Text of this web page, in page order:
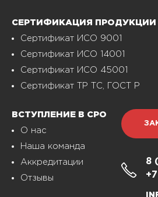
СЕРТИФИКАЦИЯ ПРОДУКЦИИ
Сертификат ИСО 9001
Сертификат ИСО 14001
Сертификат ИСО 45001
Сертификат ТР ТС, ГОСТ Р
ВСТУПЛЕНИЕ В СРО
О нас
Наша команда
Аккредитации
Отзывы
8